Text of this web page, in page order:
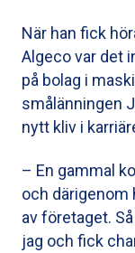
När han fick
Algeco var det
på bolag i
smålänningen
nytt kliv i
– En gammal
och därigenom
av företaget.
jag och fick